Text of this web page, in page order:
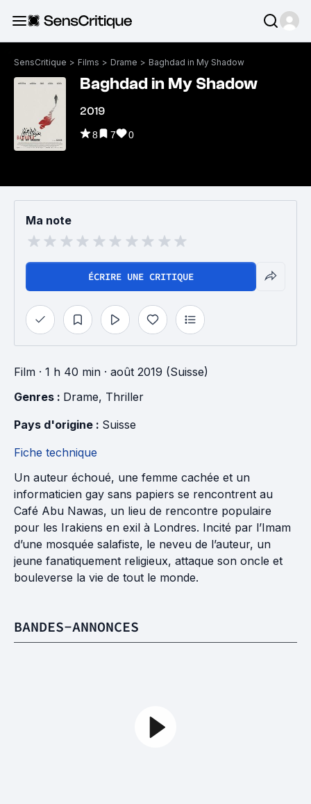
SensCritique > Films > Drame > Baghdad in My Shadow
Baghdad in My Shadow
2019
8 7 0
Ma note
ÉCRIRE UNE CRITIQUE
Film · 1 h 40 min · août 2019 (Suisse)
Genres : Drame, Thriller
Pays d'origine : Suisse
Fiche technique
Un auteur échoué, une femme cachée et un
informaticien gay sans papiers se rencontrent au
Café Abu Nawas, un lieu de rencontre populaire
pour les Irakiens en exil à Londres. Incité par l’Imam
d’une mosquée salafiste, le neveu de l’auteur, un
jeune fanatiquement religieux, attaque son oncle et
bouleverse la vie de tout le monde.
BANDES-ANNONCES